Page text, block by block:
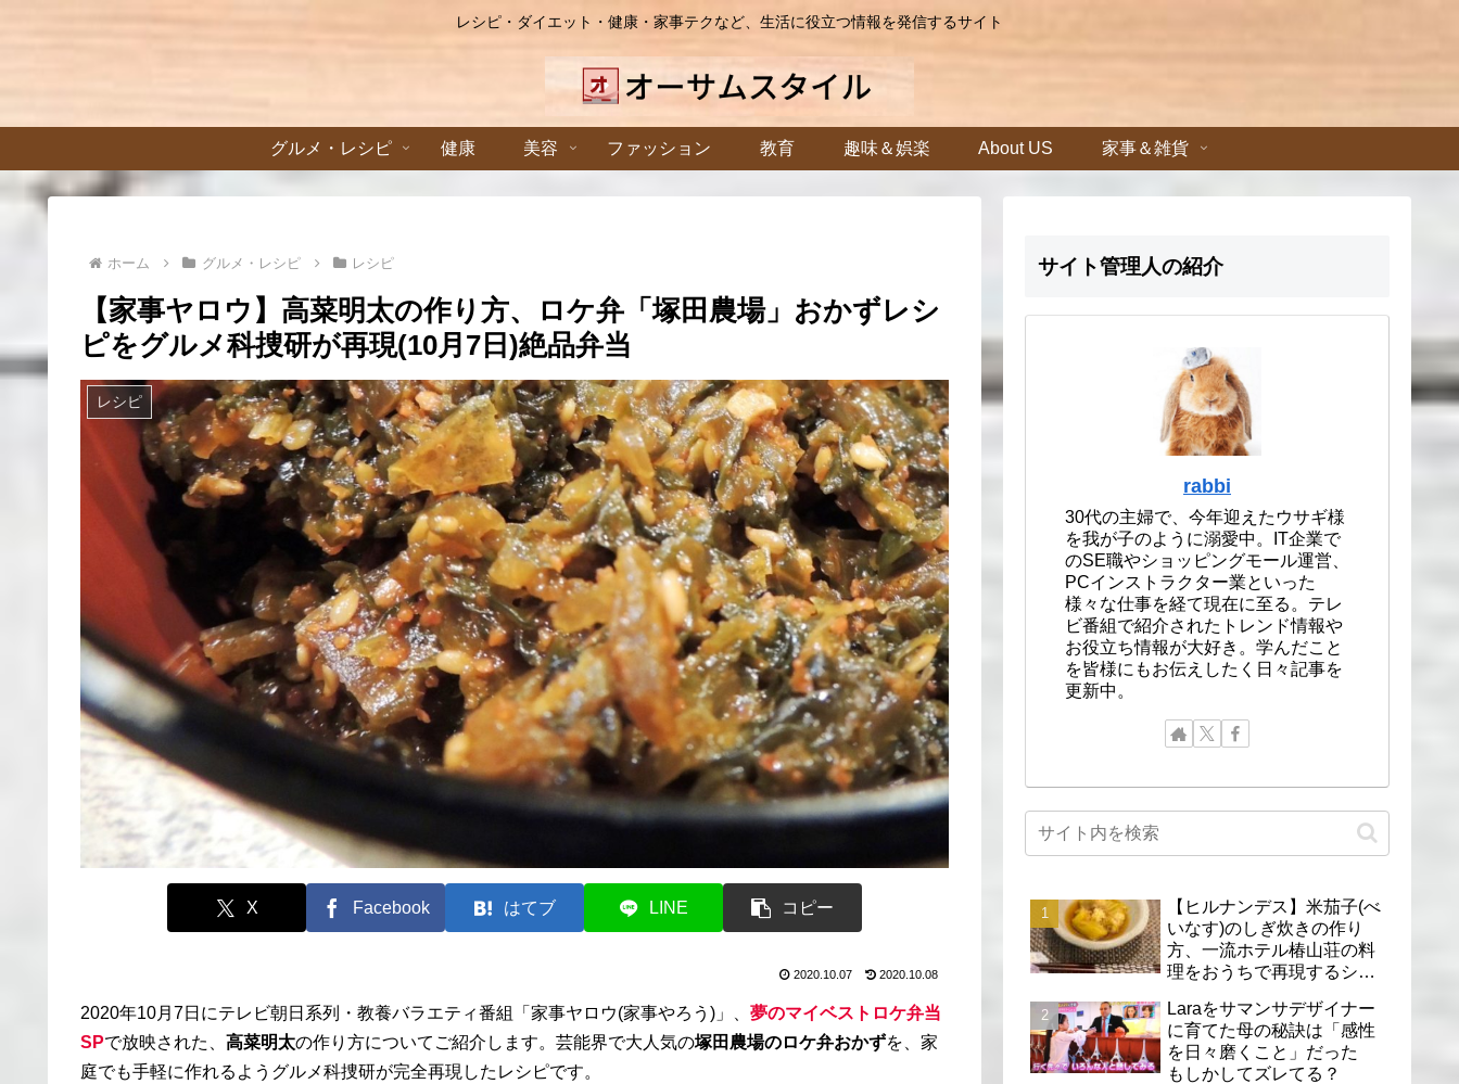
レシピ・ダイエット・健康・家事テクなど、生活に役立つ情報を発信するサイト
グルメ・レシピ 健康 美容 ファッション 教育 趣味＆娯楽 About US 家事＆雑貨
ホーム グルメ・レシピ レシピ
【家事ヤロウ】高菜明太の作り方、ロケ弁「塚田農場」おかずレシ
ピをグルメ科捜研が再現(10月7日)絶品弁当
レシピ
X Facebook はてブ LINE コピー
2020.10.07 2020.10.08
2020年10月7日にテレビ朝日系列・教養バラエティ番組「家事ヤロウ(家事やろう)」、 夢のマイベストロケ弁当
SPで放映された、 高菜明太の作り方についてご紹介します。芸能界で大人気の塚田農場のロケ弁おかずを、家
庭でも手軽に作れるようグルメ科捜研が完全再現したレシピです。
サイト管理人の紹介
rabbi
30代の主婦で、今年迎えたウサギ様
を我が子のように溺愛中。IT企業で
のSE職やショッピングモール運営、
PCインストラクター業といった
様々な仕事を経て現在に至る。テレ
ビ番組で紹介されたトレンド情報や
お役立ち情報が大好き。学んだこと
を皆様にもお伝えしたく日々記事を
更新中。
【ヒルナンデス】米茄子(べ
いなす)のしぎ炊きの作り
方、一流ホテル椿山荘の料
理をおうちで再現するシェ
Laraをサマンサデザイナー
に育てた母の秘訣は「感性
を日々磨くこと」だった
もしかしてズレてる？